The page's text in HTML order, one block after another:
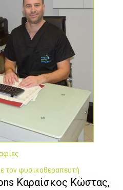
τον φυσικοθεραπευτή
Καραίσκος Κώστας,